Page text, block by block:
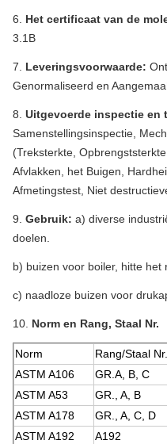
6. Het certificaat van de
3.1B
7. Leveringsvoorwaarde:
Genormaliseerd en
8. Uitgevoerde inspectie en
Samenstellingsinspectie,
(Treksterkte,
Afvlakken, het Buigen,
Afmetingstest, Niet
9. Gebruik: a) diverse
doelen.
b) buizen voor boiler, hitte het
c) naadloze buizen voor
10. Norm en Rang, Staal Nr.
Norm
Rang/Staal Nr.
ASTM A106
GR.A, B, C
ASTM A53
GR., A, B
ASTM A178
GR., A, C, D
ASTM A192
A192